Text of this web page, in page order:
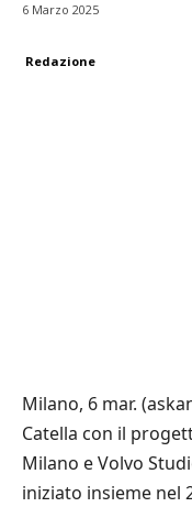
6 Marzo 2025
Redazione
Milano, 6 mar.
Catella con il
Milano e Volvo
iniziato insieme nel